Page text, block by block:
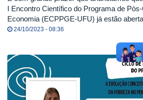
I Encontro Científico do Programa de
Economia (ECPPGE-UFU) já estão
24/10/2023 - 08:36